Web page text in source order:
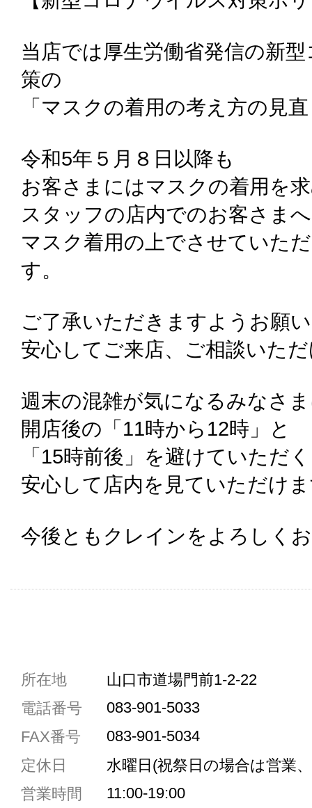
当店では厚生労働省発信の新
策の
「マスクの着用の考え方の見
令和5年５月８日以降も
お客さまにはマスクの着用を
スタッフの店内でのお客さま
マスク着用の上でさせていた
す。
ご了承いただきますようお願
安心してご来店、ご相談いた
週末の混雑が気になるみなさ
開店後の「11時から12時」と
「15時前後」を避けていただ
安心して店内を見ていただけ
今後ともクレインをよろしく
共通駐車券加盟店
共用トイレ
女性用トイレ
所在地
山口市道場門前1-2-22
電話番号
083-901-5033
FAX番号
083-901-5034
定休日
水曜日(祝祭日の場合は営業
営業時間
11:00-19:00